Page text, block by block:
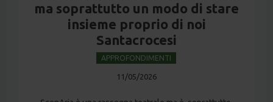
ma soprattutto un modo di stare
insieme proprio di noi
Santacrocesi
APPROFONDIMENTI
11/05/2026